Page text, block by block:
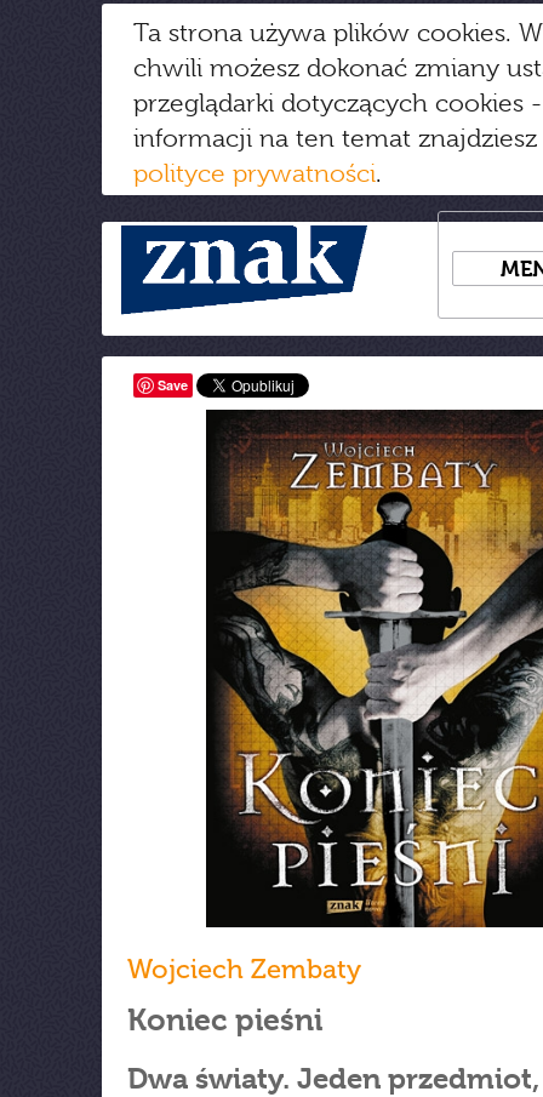
Ta strona używa plików cookies.
chwili możesz dokonać zmiany
przeglądarki dotyczących cookies
informacji na ten temat
polityce prywatności.
Save
Wojciech Zembaty
Koniec pieśni
Dwa światy. Jeden